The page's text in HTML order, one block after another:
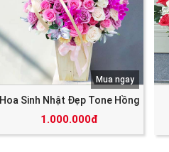
Hoa Sinh Nhật Đẹp Tone Hồng
1.000.000đ
Mua ngay